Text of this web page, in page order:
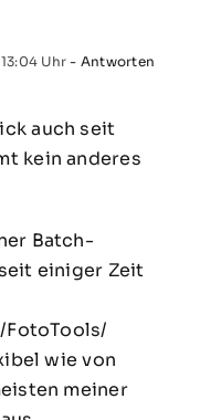
Uhr- Antworten
auch seit
kein anderes
Batch-
einiger Zeit
wie von
meiner